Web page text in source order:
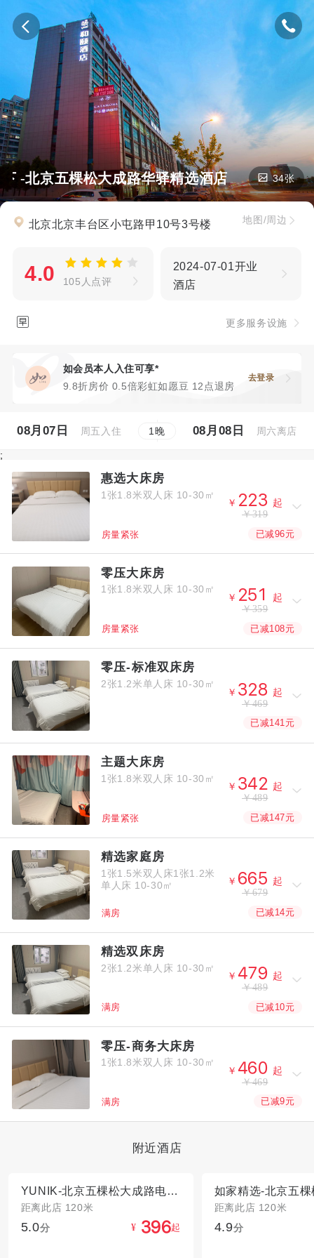
-北京五棵松大成路华驿精选酒店 34张
北京北京丰台区小屯路甲10号3号楼 地图/周边
4.0 105人点评
2024-07-01开业
酒店
 更多服务设施
如会员本人入住可享*
9.8折房价 0.5倍彩虹如愿豆 12点退房
去登录
08月07日 周五入住 1晚 08月08日 周六离店
;
惠选大床房
1张1.8米双人床 10-30㎡
￥  起
￥319
房量紧张 已减96元
零压大床房
1张1.8米双人床 10-30㎡
￥  
起
￥359
房量紧张 已减108元
零压-标准双床房
2张1.2米单人床 10-30㎡
￥ 
起
￥469
已减141元
主题大床房
1张1.8米双人床 10-30㎡
￥ 
起
￥489
房量紧张 已减147元
精选家庭房
1张1.5米双人床1张1.2米
单人床 10-30㎡ ￥ 
起
￥679
满房 已减14元
精选双床房
2张1.2米单人床 10-30㎡
￥  
起
￥489
满房 已减10元
零压-商务大床房
1张1.8米双人床 10-30㎡
￥ 
起
￥469
满房 已减9元
附近酒店
YUNIK-北京五棵松大成路电竞酒店
距离此店 120米
5.0分 ¥ 起
如家精选-北京五
距离此店 120米
4.9分